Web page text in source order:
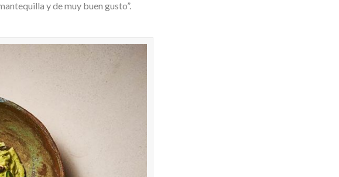
y de muy buen gusto”.